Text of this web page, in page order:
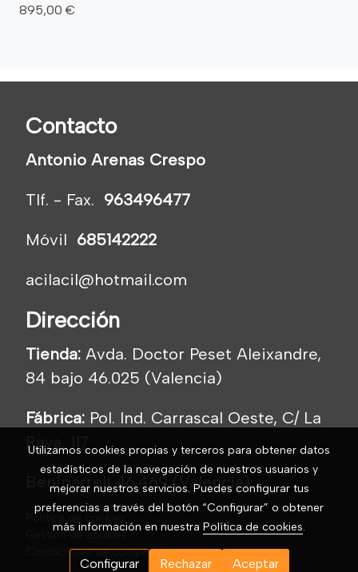
895,00 €
Contacto
Antonio Arenas Crespo
Tlf. - Fax. 963496477
Móvil 685142222
acilacil@hotmail.com
Dirección
Tienda: Avda. Doctor Peset Aleixandre,
84 bajo 46.025 (Valencia)
Fábrica: Pol. Ind. Carrascal Oeste, C/ La
Raya, 117
Beniparrell 46.469 (Valencia)
Política de cookies
Gestión de cookies
Condiciones de compra
Utilizamos cookies propias y terceros para obtener datos
estadísticos de la navegación de nuestros usuarios y
mejorar nuestros servicios. Puedes configurar tus
preferencias a través del botón “Configurar” o obtener
más información en nuestra Política de cookies.
Configurar Rechazar Aceptar